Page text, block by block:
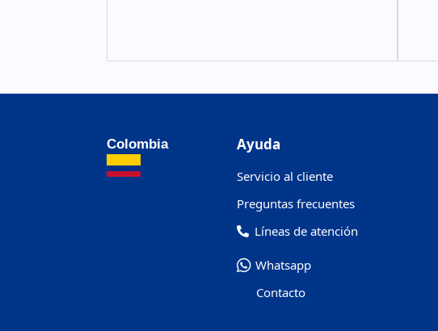
Colombia Ayuda
Servicio al cliente
Preguntas frecuentes
Líneas de atención
Whatsapp
Contacto